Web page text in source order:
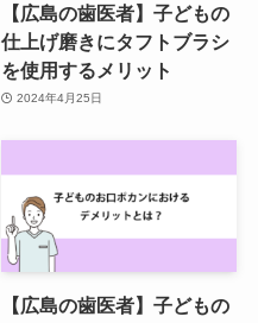
【広島の歯医者】子どもの
仕上げ磨きにタフトブラシ
を使用するメリット
2024年4月25日
【広島の歯医者】子どもの